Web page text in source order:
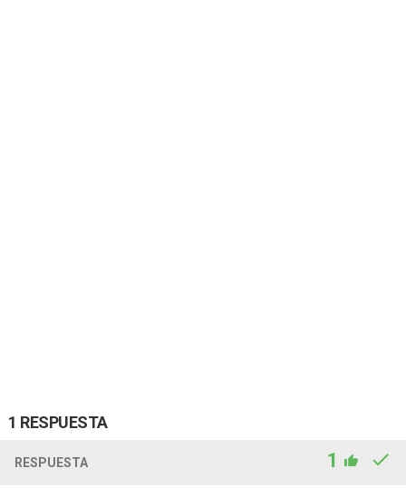
1 RESPUESTA
RESPUESTA 1